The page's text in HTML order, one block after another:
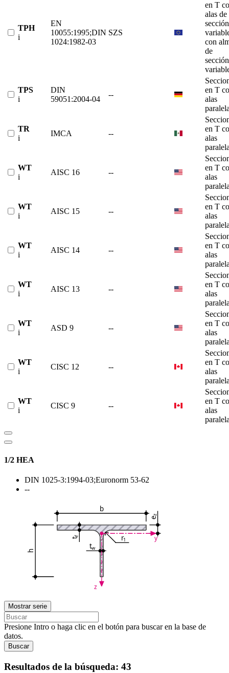
TPH
i
EN
10055:1995;DIN
1024:1982-03
SZS
en T
alas de
sección
con
de
sección
TPS
i
DIN
59051:2004-04
--
en T
alas
TR
i
IMCA --
en T
alas
WT
i
AISC 16 --
en T
alas
WT
i
AISC 15 --
en T
alas
WT
i
AISC 14 --
en T
alas
WT
i
AISC 13 --
en T
alas
WT
i
ASD 9 --
en T
alas
WT
i
CISC 12 --
en T
alas
WT
i
CISC 9 --
en T
alas
1/2 HEA
DIN 1025-3:1994-03;Euronorm 53-62
--
b
h
t
f
tw
e
z
r1 y
z
Mostrar serie
Presione Intro o haga clic en el botón para buscar en la base de
datos.
Buscar
Resultados de la búsqueda: 43